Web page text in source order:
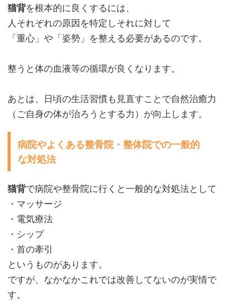
猫背を根本的に良くするには、
人それぞれの原因を特定しそれに対して
「重心」や「姿勢」を整える必要があるのです。
整うと体の血液等の循環が良くなります。
あとは、日頃の生活習慣も見直すことで自然治癒力
（ご自身の体が治ろうとする力）が向上します。
病院やよくある整骨院・整体院での一般的
な対処法
猫背で病院や整骨院に行くと一般的な対処法として
・マッサージ
・電気療法
・シップ
・首の牽引
というものがあります。
ですが、なかなかこれでは改善してないのが実情で
す。